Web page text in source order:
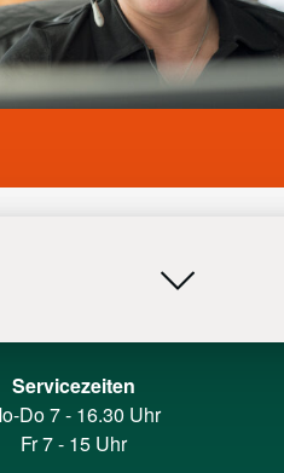
Servicezeiten
Do 7 - 16.30 Uhr
Fr 7 - 15 Uhr